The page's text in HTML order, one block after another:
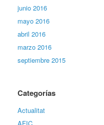
junio 2016
mayo 2016
abril 2016
marzo 2016
septiembre 2015
Categorías
Actualitat
AFIC